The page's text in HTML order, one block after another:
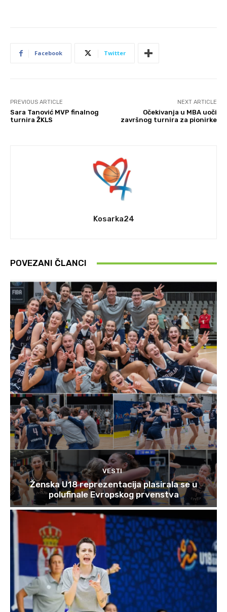
Facebook Twitter
PREVIOUS ARTICLE
Sara Tanović MVP finalnog
turnira ŽKLS
NEXT ARTICLE
Očekivanja u MBA uoči
završnog turnira za pionirke
Kosarka24
POVEZANI ČLANCI
VESTI
Ženska U18 reprezentacija plasirala se u
polufinale Evropskog prvenstva